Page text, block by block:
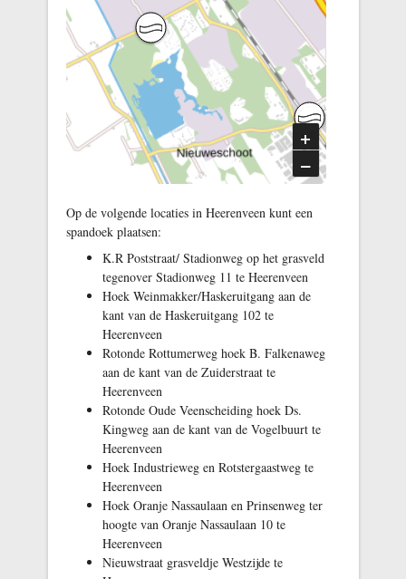
Rotonde Rottumerweg
en Kattebos
Hoek Industrieweg en
Rotstergaastweg te
Heerenveen
Hoek Oranje
Nassaulaan en
Prinsenweg
Rotonde Oranje
van Marxveldlaan
Rotonde Oude
Veenscheiding hoek
Ds. Kingweg
Trambaan
westzijde
K.R Poststraat/
Schans
+
–
Op de volgende locaties in Heerenveen kunt een
spandoek plaatsen:
K.R Poststraat/ Stadionweg op het grasveld
tegenover Stadionweg 11 te Heerenveen
Hoek Weinmakker/Haskeruitgang aan de
kant van de Haskeruitgang 102 te
Heerenveen
Rotonde Rottumerweg hoek B. Falkenaweg
aan de kant van de Zuiderstraat te
Heerenveen
Rotonde Oude Veenscheiding hoek Ds.
Kingweg aan de kant van de Vogelbuurt te
Heerenveen
Hoek Industrieweg en Rotstergaastweg te
Heerenveen
Hoek Oranje Nassaulaan en Prinsenweg ter
hoogte van Oranje Nassaulaan 10 te
Heerenveen
Nieuwstraat grasveldje Westzijde te